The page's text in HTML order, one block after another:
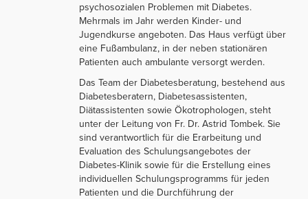
psychosozialen Problemen mit Diabetes.
Mehrmals im Jahr werden Kinder- und
Jugendkurse angeboten. Das Haus verfügt über
eine Fußambulanz, in der neben stationären
Patienten auch ambulante versorgt werden.
Das Team der Diabetesberatung, bestehend aus
Diabetesberatern, Diabetesassistenten,
Diätassistenten sowie Ökotrophologen, steht
unter der Leitung von Fr. Dr. Astrid Tombek. Sie
sind verantwortlich für die Erarbeitung und
Evaluation des Schulungsangebotes der
Diabetes-Klinik sowie für die Erstellung eines
individuellen Schulungsprogramms für jeden
Patienten und die Durchführung der